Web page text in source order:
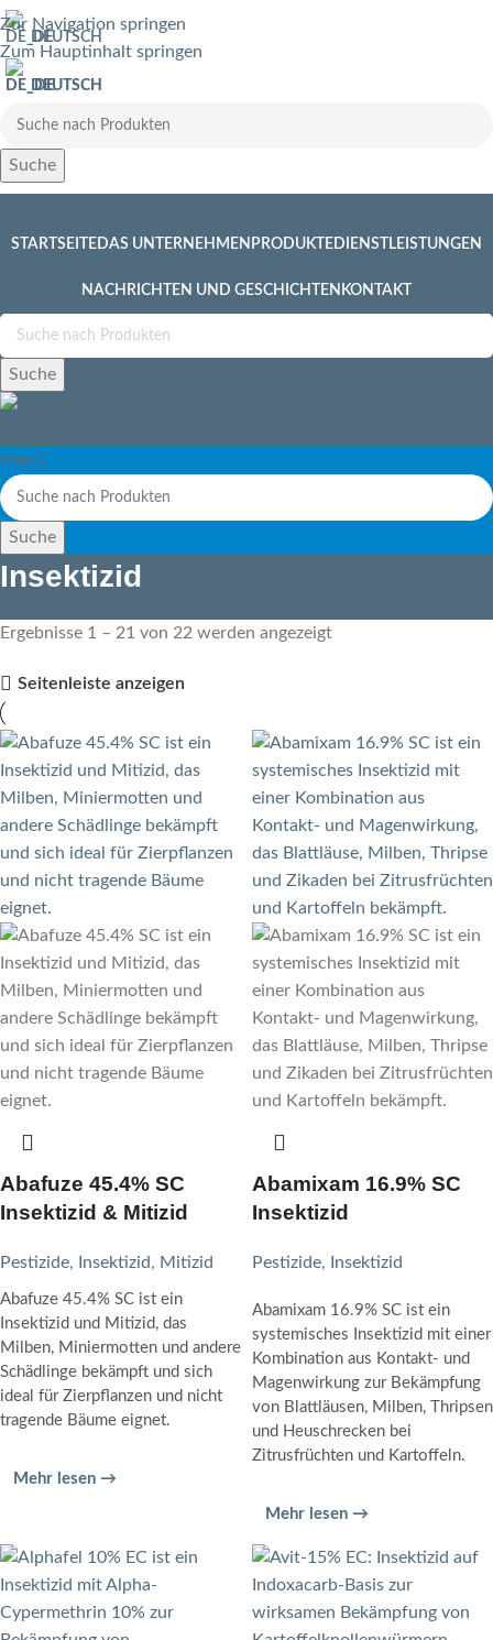
Zur Navigation springen
Zum Hauptinhalt springen
DEUTSCH
DEUTSCH
Suche
STARTSEITE DAS UNTERNEHMEN PRODUKTE DIENSTLEISTUNGEN
NACHRICHTEN UND GESCHICHTEN KONTAKT
Suche
Menü
Suche
Insektizid
Ergebnisse 1 – 21 von 22 werden angezeigt
Seitenleiste anzeigen
Abafuze 45.4% SC
Insektizid & Mitizid
Pestizide, Insektizid, Mitizid
Abafuze 45.4% SC ist ein
Insektizid und Mitizid, das
Milben, Miniermotten und andere
Schädlinge bekämpft und sich
ideal für Zierpflanzen und nicht
tragende Bäume eignet.
Mehr lesen →
Abamixam 16.9% SC
Insektizid
Pestizide, Insektizid
Abamixam 16.9% SC ist ein
systemisches Insektizid mit einer
Kombination aus Kontakt- und
Magenwirkung zur Bekämpfung
von Blattläusen, Milben, Thripsen
und Heuschrecken bei
Zitrusfrüchten und Kartoffeln.
Mehr lesen →